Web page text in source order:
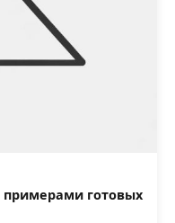
примерами готовых